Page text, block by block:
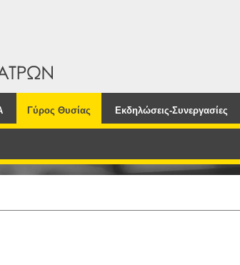
Γύρος Θυσίας Εκδηλώσεις-Συνεργασίες